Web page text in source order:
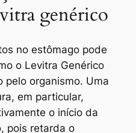
genérico
no estômago pode
o Levitra Genérico
pelo organismo. Uma
em particular,
o início da
pois retarda o